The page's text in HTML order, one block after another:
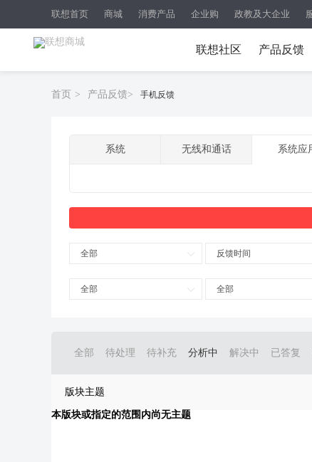
联想首页 商城 消费产品 企业购 政教及大企业
联想社区 产品反馈
首页 > 产品反馈> 手机反馈
系统 无线和通话 系统应
全部 反馈时间
全部 全部
全部 待处理 待补充 分析中 解决中 已答复
版块主题
本版块或指定的范围内尚无主题